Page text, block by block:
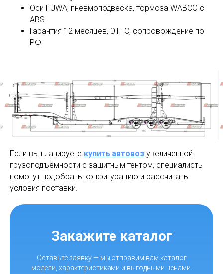
Оси FUWA, пневмоподвеска, тормоза WABCO с
ABS
Гарантия 12 месяцев, ОТТС, сопровождение по
РФ
Если вы планируете купить автовоз увеличенной
грузоподъёмности с защитным тентом, специалисты
помогут подобрать конфигурацию и рассчитать
условия поставки.
Закажите каталог
Оставьте заявку — мы отправим вам каталог
модели, характеристиками и выгодными ценами.